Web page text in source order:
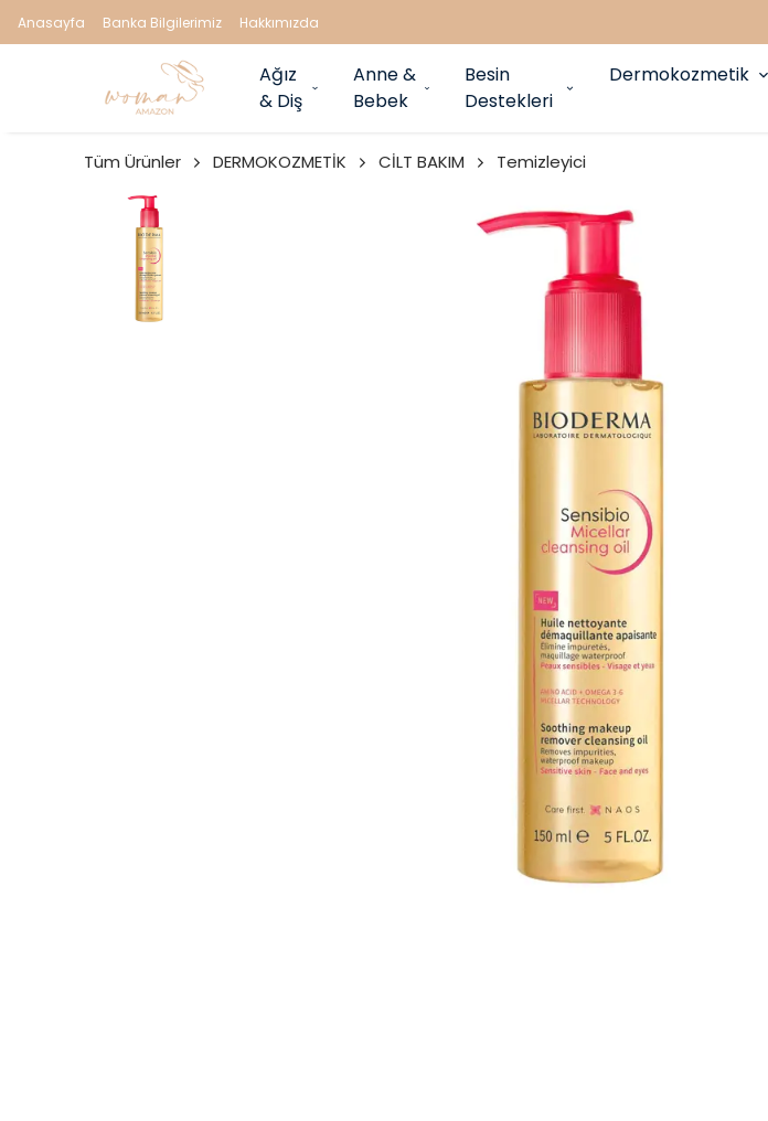
Anasayfa Banka Bilgilerimiz Hakkımızda
Ağız
& Diş
Anne &
Bebek
Besin
Destekleri
Dermokozmetik
Tüm Ürünler DERMOKOZMETİK CİLT BAKIM Temizleyici